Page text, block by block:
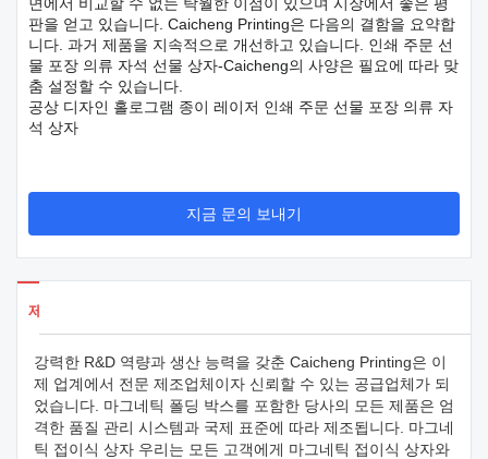
판을 얻고 있습니다. Caicheng Printing은 다음의 결함을 요약합
니다. 과거 제품을 지속적으로 개선하고 있습니다. 인쇄 주문 선
물 포장 의류 자석 선물 상자-Caicheng의 사양은 필요에 따라 맞
춤 설정할 수 있습니다.
공상 디자인 홀로그램 종이 레이저 인쇄 주문 선물 포장 의류 자
석 상자
지금 문의 보내기
제품 세부 사항
강력한 R&D 역량과 생산 능력을 갖춘 Caicheng Printing은 이
제 업계에서 전문 제조업체이자 신뢰할 수 있는 공급업체가 되
었습니다. 마그네틱 폴딩 박스를 포함한 당사의 모든 제품은 엄
격한 품질 관리 시스템과 국제 표준에 따라 제조됩니다. 마그네
틱 접이식 상자 우리는 모든 고객에게 마그네틱 접이식 상자와